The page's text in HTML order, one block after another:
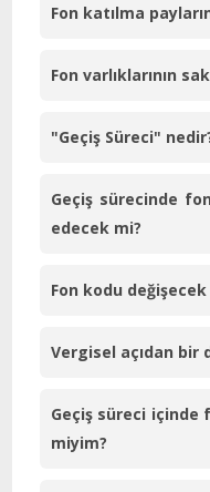
Fon katılma
Fon varlıklarının
"Geçiş Süreci"
Geçiş sürecinde
edecek mi?
Fon kodu değişecek
Vergisel açıdan bir
Geçiş süreci içinde
miyim?